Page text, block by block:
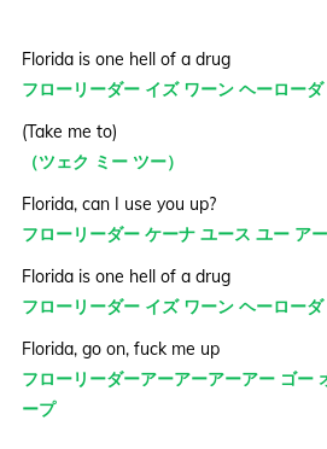
Florida is one hell of a drug
フローリーダー イズ ワーン ヘーロー
(Take me to)
（ツェク ミー ツー）
Florida, can I use you up?
フローリーダー ケーナ ユース ユー ア
Florida is one hell of a drug
フローリーダー イズ ワーン ヘーロー
Florida, go on, fuck me up
フローリーダーアーアーアーアー ゴー
ープ